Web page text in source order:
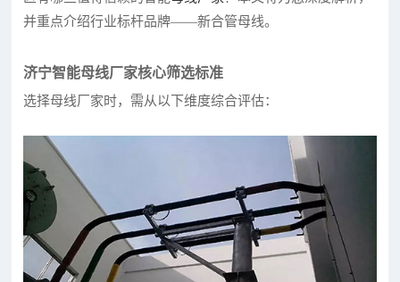
并重点介绍行业标杆品牌——新合管母线。
济宁智能母线厂家核心筛选标准
选择母线厂家时，需从以下维度综合评估：